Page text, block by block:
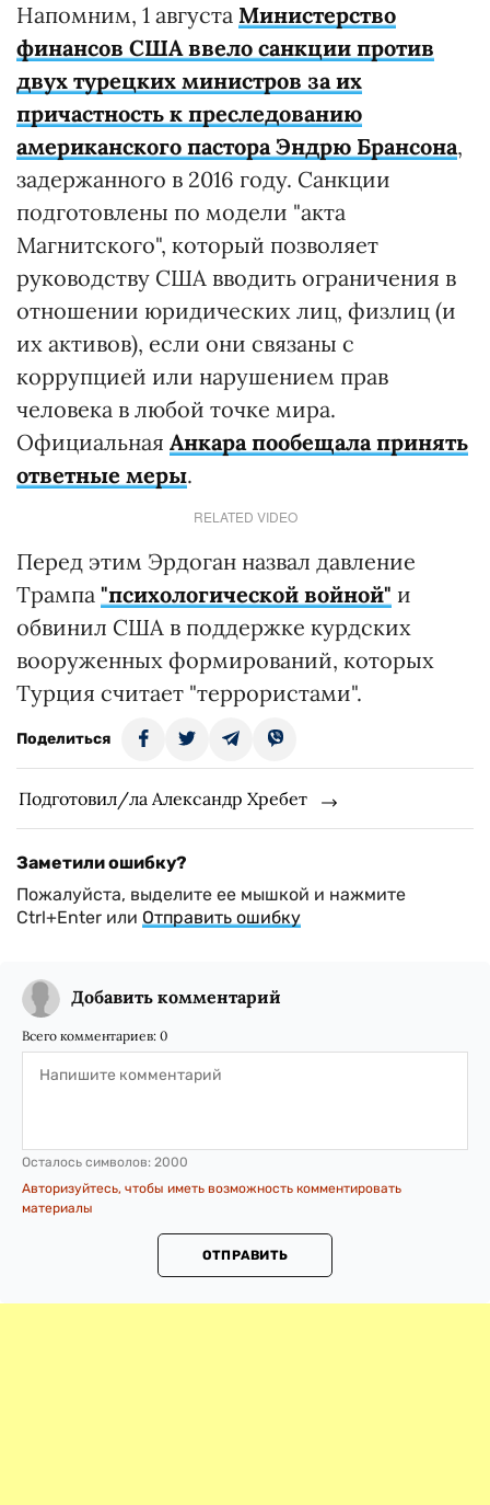
Напомним, 1 августа Министерство
финансов США ввело санкции против
двух турецких министров за их
причастность к преследованию
американского пастора Эндрю Брансона,
задержанного в 2016 году. Санкции
подготовлены по модели "акта
Магнитского", который позволяет
руководству США вводить ограничения в
отношении юридических лиц, физлиц (и
их активов), если они связаны с
коррупцией или нарушением прав
человека в любой точке мира.
Официальная Анкара пообещала принять
ответные меры.
RELATED VIDEO
Перед этим Эрдоган назвал давление
Трампа "психологической войной" и
обвинил США в поддержке курдских
вооруженных формирований, которых
Турция считает "террористами".
Поделиться
Подготовил/ла Александр Хребет
Заметили ошибку?
Пожалуйста, выделите ее мышкой и нажмите
Ctrl+Enter или Отправить ошибку
Добавить комментарий
Всего комментариев: 0
Осталось символов: 2000
Авторизуйтесь, чтобы иметь возможность комментировать
материалы
ОТПРАВИТЬ